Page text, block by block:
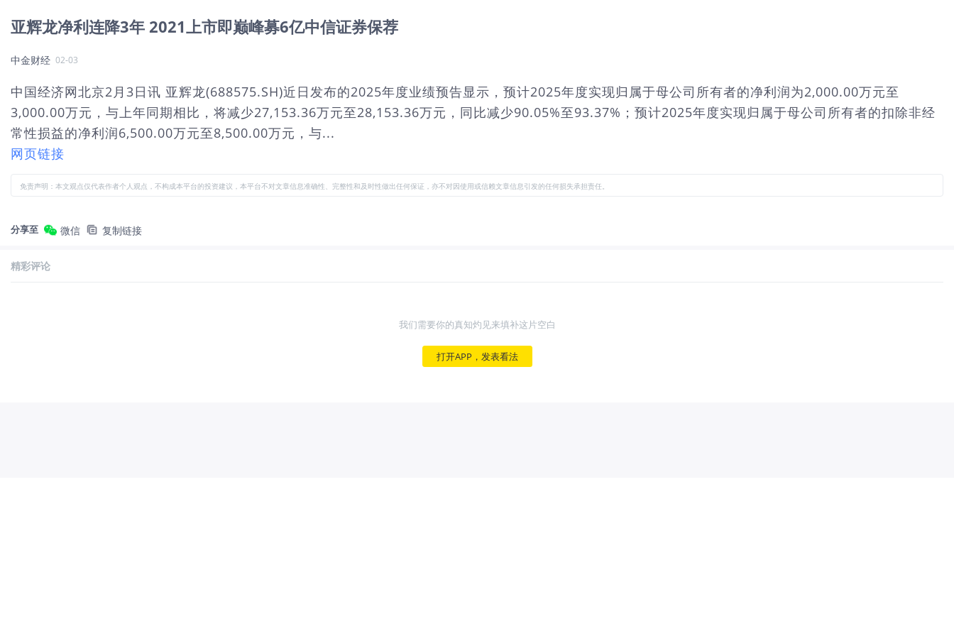
亚辉龙净利连降3年 2021上市即巅峰募6亿中信证券保荐
中金财经 02-03
中国经济网北京2月3日讯 亚辉龙(688575.SH)近日发布的2025年度业绩预告显示，预计2025年度实现归属于母公司所有者的净利润为2,000.00万元至
3,000.00万元，与上年同期相比，将减少27,153.36万元至28,153.36万元，同比减少90.05%至93.37%；预计2025年度实现归属于母公司所有者的扣除非经
常性损益的净利润6,500.00万元至8,500.00万元，与...
网页链接
免责声明：本文观点仅代表作者个人观点，不构成本平台的投资建议，本平台不对文章信息准确性、完整性和及时性做出任何保证，亦不对因使用或信赖文章信息引发的任何损失承担责任。
分享至 微信 复制链接
精彩评论
我们需要你的真知灼见来填补这片空白
打开APP，发表看法